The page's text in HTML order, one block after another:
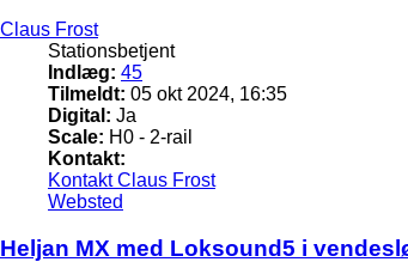
Claus Frost
Stationsbetjent
Indlæg: 45
Tilmeldt: 05 okt 2024, 16:35
Digital: Ja
Scale: H0 - 2-rail
Kontakt:
Kontakt Claus Frost
Websted
Heljan MX med Loksound5 i